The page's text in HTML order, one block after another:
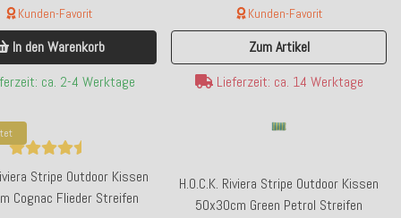
Kunden-Favorit
In den Warenkorb
ca. 2-4 Werktage
Kunden-Favorit
Zum Artikel
Lieferzeit: ca. 14 Werktage
Stripe Outdoor Kissen
Cognac Flieder Streifen
H.O.C.K. Riviera Stripe Outdoor Kissen
50x30cm Green Petrol Streifen
| My Bob Schlüsselanhänger &
WV 3-teiliges Tablett-Set